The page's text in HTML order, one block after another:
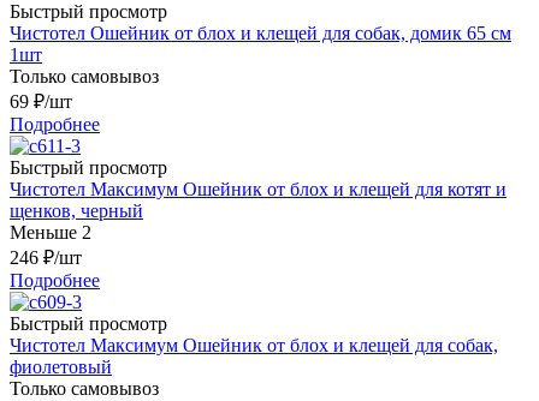
Быстрый просмотр
Чистотел Ошейник от блох и клещей для собак, домик 65 см
1шт
Только самовывоз
69 ₽/шт
Подробнее
Быстрый просмотр
Чистотел Максимум Ошейник от блох и клещей для котят и
щенков, черный
Меньше 2
246 ₽/шт
Подробнее
Быстрый просмотр
Чистотел Максимум Ошейник от блох и клещей для собак,
фиолетовый
Только самовывоз